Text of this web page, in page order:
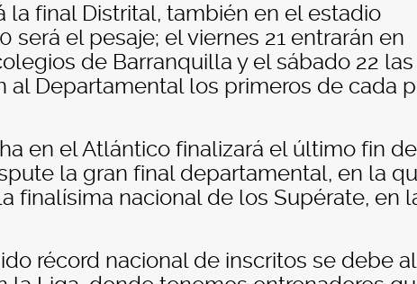
la final Distrital, también en el estadio
será el pesaje; el viernes 21 entrarán en
de Barranquilla y el sábado 22 las
al Departamental los primeros de cada
en el Atlántico finalizará el último fin de
la gran final departamental, en la
finalísima nacional de los Supérate, en
récord nacional de inscritos se debe al